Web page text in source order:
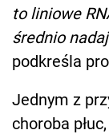
to liniowe
średnio
podkreśla
Jednym z
choroba